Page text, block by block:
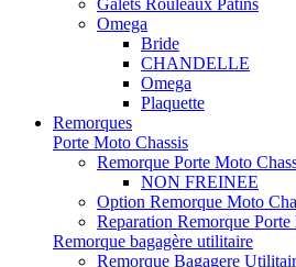
Galets Rouleaux Patins
Omega
Bride
CHANDELLE
Omega
Plaquette
Remorques
Porte Moto Chassis
Remorque Porte Moto
NON FREINEE
Option Remorque Moto
Reparation Remorque
Remorque bagagère utilitaire
Remorque Bagagere